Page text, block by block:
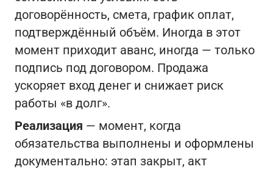
договорённость, смета, график оплат,
подтверждённый объём. Иногда в этот
момент приходит аванс, иногда — только
подпись под договором. Продажа
ускоряет вход денег и снижает риск
работы «в долг».
Реализация — момент, когда
обязательства выполнены и оформлены
документально: этап закрыт, акт